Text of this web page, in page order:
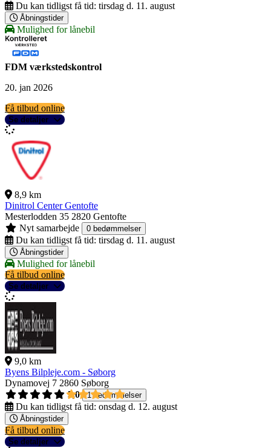
Du kan tidligst få tid: tirsdag d. 11. august
Åbningstider
Mulighed for lånebil
FDM værkstedskontrol
20. jan 2026
Få tilbud online
Se detaljer
8,9 km
Dinitrol Center Gentofte
Mesterlodden 35 2820 Gentofte
Nyt samarbejde
0 bedømmelser
Du kan tidligst få tid: tirsdag d. 11. august
Åbningstider
Mulighed for lånebil
Få tilbud online
Se detaljer
9,0 km
Byens Bilpleje.com - Søborg
Dynamovej 7 2860 Søborg
5,0
1 bedømmelser
Du kan tidligst få tid: onsdag d. 12. august
Åbningstider
Få tilbud online
Se detaljer